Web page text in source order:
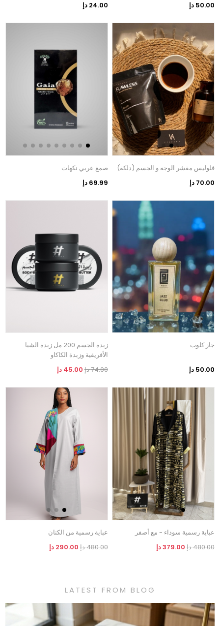
50.00 دإ
24.00 دإ
فلوليس مقشر الوجه و الجسم (دلكة)
70.00 دإ
صمغ عربي نكهات
69.99 دإ
جاز كلوب
50.00 دإ
زبدة الجسم 200 مل زبدة الشيا
الأفريقية وزبدة الكاكاو
74.00 دإ
45.00 دإ
عباية رسمية سوداء - مع أصفر
480.00 دإ
379.00 دإ
عباية رسمية من الكتان
480.00 دإ
290.00 دإ
LATEST FROM BLOG